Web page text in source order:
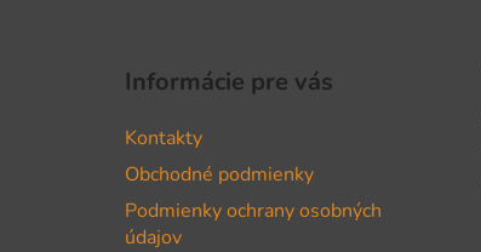
Informácie pre vás
Kontakty
Obchodné podmienky
Podmienky ochrany osobných
údajov